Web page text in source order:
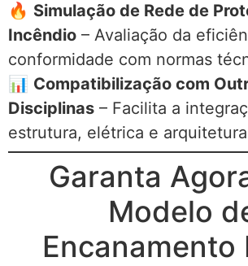
🔥 Simulação de Rede de
Incêndio – Avaliação da
conformidade com normas
📊 Compatibilização com
Disciplinas – Facilita a
estrutura, elétrica e
Garanta
Modelo
Encanamento